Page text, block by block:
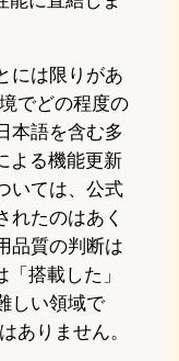
には限りがあ
でどの程度の
本語を含む多
よる機能更新
いては、公式
れたのはあく
品質の判断は
搭載した」
しい領域で
ありません。